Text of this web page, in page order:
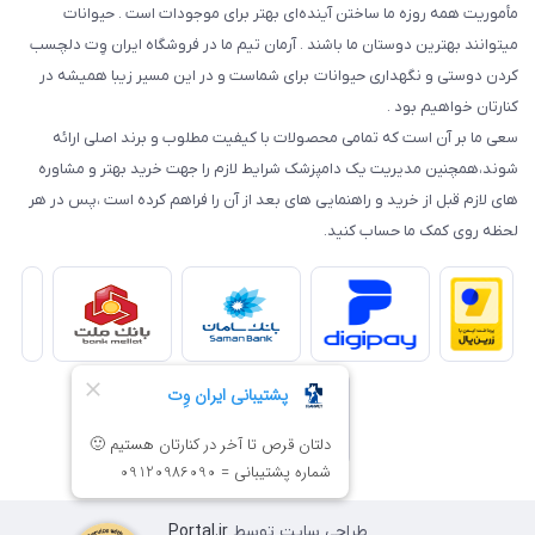
مأموریت همه روزه ما ساختن آینده‌ای بهتر برای موجودات است . حیوانات
میتوانند بهترین دوستان ما باشند . آرمان تیم ما در فروشگاه ایران وِت دلچسب
کردن دوستی و نگهداری حیوانات برای شماست و در این مسیر زیبا همیشه در
کنارتان خواهیم بود .
سعی ما بر آن است که تمامی محصولات با کیفیت مطلوب و برند اصلی ارائه
شوند،همچنین مدیریت یک دامپزشک شرایط لازم را جهت خرید بهتر و مشاوره
های لازم قبل از خرید و راهنمایی های بعد از آن را فراهم کرده است ،پس در هر
لحظه روی کمک ما حساب کنید.